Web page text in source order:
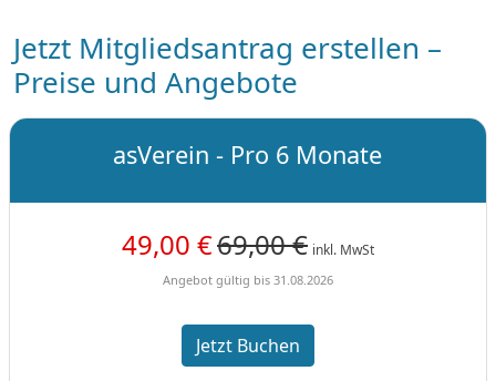
Jetzt Mitgliedsantrag erstellen –
Preise und Angebote
asVerein - Pro 6 Monate
49,00 €69,00 € inkl. MwSt
Angebot gültig bis 31.08.2026
Jetzt Buchen